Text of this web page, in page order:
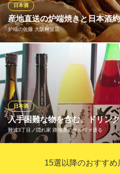
漁港直送海鮮・朝引き鶏
大阪メトロ御堂筋線なんば駅 徒
大阪府大阪市中央区難波千日前9-17
産地直送の炉端焼きと日本酒
炉端の佐藤 大阪難波店
日本酒
厳選した食材を使った炉端焼きと
各地の銘酒を取り揃えており、そ
味いただけます。日本酒が苦手な
ることも◎上質な和室空間で、料
間をお過ごしください。
炉端の佐藤 大阪難波店
難波和食日本酒宴会海鮮
入手困難な物を含む、ドリン
難波3丁目ノ隠れ家 路地裏のサルヴァ通る
日本酒
店主がこだわり抜いた、地酒30種
果実酒50種・サワー20種・焼酎35
15選以降のおすすめ